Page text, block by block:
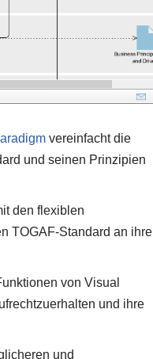
vereinfacht die
und seinen Prinzipien
den flexiblen
TOGAF-Standard an ihre
von Visual
und ihre
und